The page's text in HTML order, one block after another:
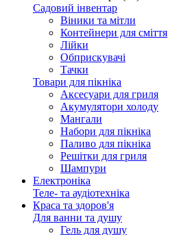
Садовий інвентар
Віники та мітли
Контейнери для сміття
Лійки
Обприскувачі
Тачки
Товари для пікніка
Аксесуари для гриля
Акумулятори холоду
Мангали
Набори для пікніка
Паливо для пікніка
Решітки для гриля
Шампури
Електроніка
Теле- та аудіотехніка
Краса та здоров'я
Для ванни та душу
Гель для душу